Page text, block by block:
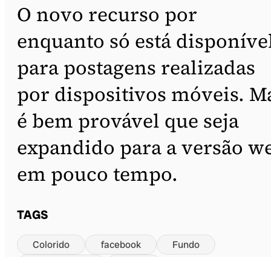
O novo recurso por
enquanto só está
para postagens realizadas
por dispositivos móveis.
é bem provável que seja
expandido para a versão
em pouco tempo.
TAGS
Colorido facebook
Fundo